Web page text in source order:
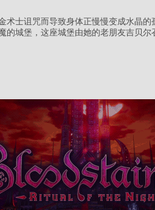
术士诅咒而导致身体正慢慢变成水晶
的城堡，这座城堡由她的老朋友吉贝